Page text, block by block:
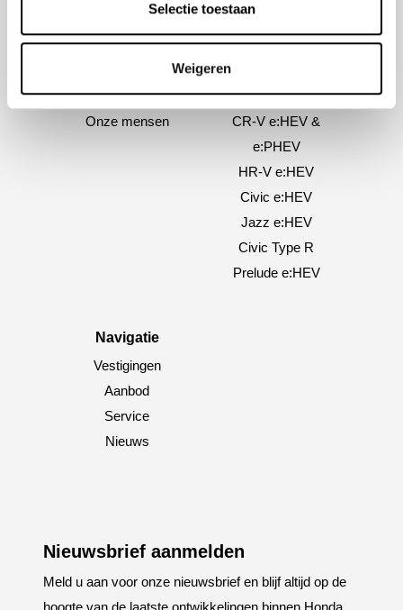
Selectie toestaan
Weigeren
Over ons
Onze historie
Onze mensen
Modellen
ZR-V e:HEV
CR-V e:HEV &
e:PHEV
HR-V e:HEV
Civic e:HEV
Jazz e:HEV
Civic Type R
Prelude e:HEV
Navigatie
Vestigingen
Aanbod
Service
Nieuws
Nieuwsbrief aanmelden
Meld u aan voor onze nieuwsbrief en blijf altijd op de
hoogte van de laatste ontwikkelingen binnen Honda